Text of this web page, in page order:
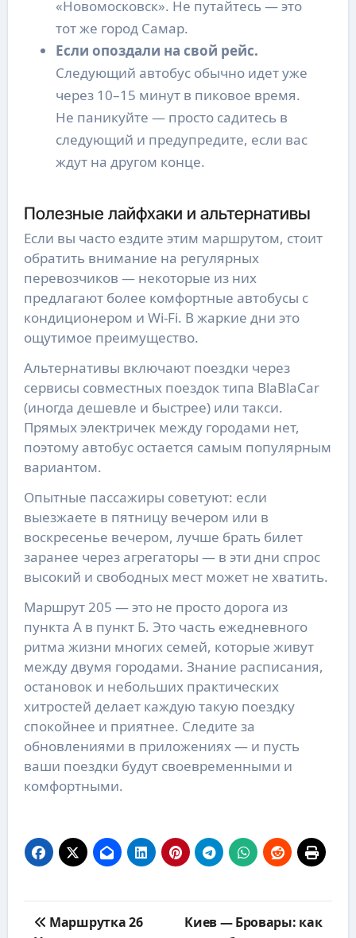
«Новомосковск». Не путайтесь — это
тот же город Самар.
Если опоздали на свой рейс.
Следующий автобус обычно идет уже
через 10–15 минут в пиковое время.
Не паникуйте — просто садитесь в
следующий и предупредите, если вас
ждут на другом конце.
Полезные лайфхаки и альтернативы
Если вы часто ездите этим маршрутом, стоит
обратить внимание на регулярных
перевозчиков — некоторые из них
предлагают более комфортные автобусы с
кондиционером и Wi-Fi. В жаркие дни это
ощутимое преимущество.
Альтернативы включают поездки через
сервисы совместных поездок типа BlaBlaCar
(иногда дешевле и быстрее) или такси.
Прямых электричек между городами нет,
поэтому автобус остается самым популярным
вариантом.
Опытные пассажиры советуют: если
выезжаете в пятницу вечером или в
воскресенье вечером, лучше брать билет
заранее через агрегаторы — в эти дни спрос
высокий и свободных мест может не хватить.
Маршрут 205 — это не просто дорога из
пункта А в пункт Б. Это часть ежедневного
ритма жизни многих семей, которые живут
между двумя городами. Знание расписания,
остановок и небольших практических
хитростей делает каждую такую поездку
спокойнее и приятнее. Следите за
обновлениями в приложениях — и пусть
ваши поездки будут своевременными и
комфортными.
по Маршрутка 26
Киев — Бровары: как